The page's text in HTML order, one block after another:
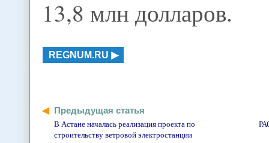
13,8 млн долларов.
REGNUM.RU
Предыдущая статья
В Астане началась реализация проекта по
строительству ветровой электростанции